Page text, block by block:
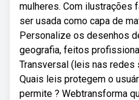
mulheres. Com ilustrações
ser usada como capa de
Personalize os desenhos
geografia, feitos
Transversal (leis nas
Quais leis protegem o
permite ? Webtransforma